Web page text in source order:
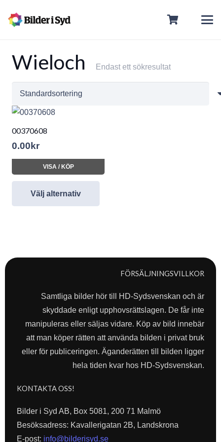
Wieloch Endast ett sökresultat
00370608
0.00 kr
VISA / KÖP
Välj alternativ
FÖRSÄLJNINGSVILLKOR
Samtliga bilder hör till HD-Sydsvenskan och är
skyddade enligt upphovsrättslagen. De får inte
manipuleras eller säljas vidare. Köp av bild innebär
att man köper rätten att använda bilden i privat bruk
eller för publiceringen. Äganderätten till bilden ligger
hela tiden kvar hos HD-Sydsvenskan.
KONTAKTA OSS!
Bilder i Syd AB, Box 5081, 200 71 Malmö
Besöksadress: Kavallerigatan 2B, Landskrona
E-post: info@bilderisyd.se